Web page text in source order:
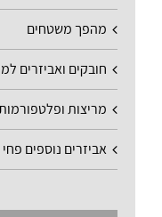
מהפך משטחים
חובקים ואביזרים
מריצות
אביזרים נוספים